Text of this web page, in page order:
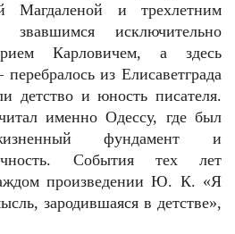
Магдаленой и трехлетним
исключительно
Карловичем, а здесь
из Елисаветграда
детство и юность писателя.
именно Одессу, где был
фундамент и
События тех лет
произведении Ю. К. «Я
зародившаяся в детстве»,